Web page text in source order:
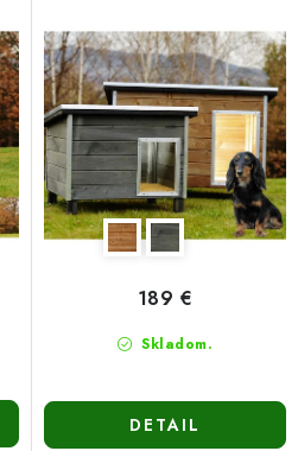
Skladom.
189 €
DETAIL